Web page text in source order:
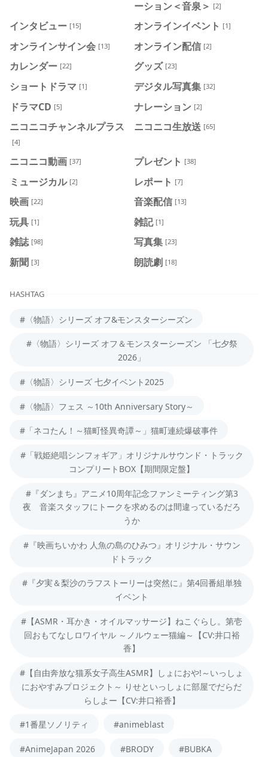
ーション＜音泉＞ [2]
インタビュー [15] オンラインイベント [1]
オンラインサイン会 [13] オンライン配信 [2]
カレンダー [22] グッズ [23]
ショートドラマ [1] デジタル写真集 [32]
ドラマCD [5] ナレーション [2]
ニコニコチャンネルプラス
[4]
ニコニコ生放送 [65]
ニコニコ動画 [37] プレゼント [38]
ミュージカル [2] レポート [7]
映画 [22] 音楽配信 [13]
玩具 [1] 雑記 [1]
雑誌 [98] 写真集 [23]
新聞 [3] 朗読劇 [18]
HASHTAG
#〈物語〉シリーズ オフ&モンスターシーズン
#〈物語〉シリーズ オフ＆モンスターシーズン 「七夕祭
2026」
#〈物語〉シリーズ 七夕イベント2025
#〈物語〉フェス ～10th Anniversary Story～
#「ネコたん！～猫町怪異奇譚～」猫町連続爆破事件
#「戦姫絶唱シンフォギア」オリジナルサウンド・トラック
コンプリートBOX【期間限定盤】
#『ダンまち』アニメ10周年記念ファンミーティング第3
夜 音楽スタッフにトークを求めるのは間違っているだろ
うか
#『映画ちいかわ 人魚の島のひみつ』オリジナル・サウン
ドトラック
#『夕実＆梨沙のラフストーリーは突然に』第4回番組単独
イベント
#【ASMR・耳かき・オイルマッサージ】ねこぐらし。第壱
回おもてなしロワイヤル ～ノルウェー猫編～【CV:井口裕
香】
#【自由奔放な猫系女子高生ASMR】しょにおや!～いっしょ
におやすみプロジェクト～ りせといっしょに部屋でだらだ
らしよー【CV:井口裕香】
#1番星ソノリティ #animeblast
#AnimeJapan 2026 #BRODY #BUBKA